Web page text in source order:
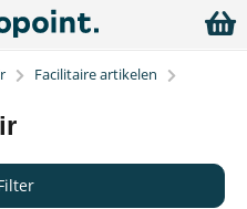
Facilitaire artikelen